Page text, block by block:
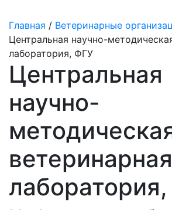
Главная / Ветеринарные
Центральная научно-
лаборатория, ФГУ
Центральная
научно-
ветеринарная